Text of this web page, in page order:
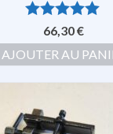
Note5.00
sur 5
66,30€
AJOUTER AU